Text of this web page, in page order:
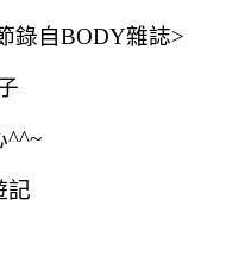
錄自BODY雜誌>
^^~
記